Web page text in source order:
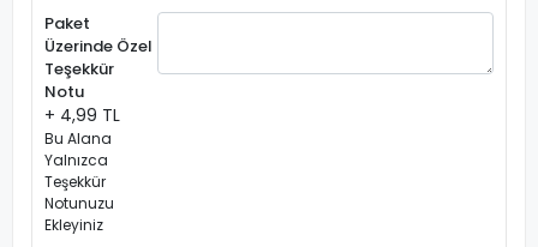
Paket
Üzerinde Özel
Teşekkür
Notu
+ 4,99 TL
Bu Alana
Yalnızca
Teşekkür
Notunuzu
Ekleyiniz